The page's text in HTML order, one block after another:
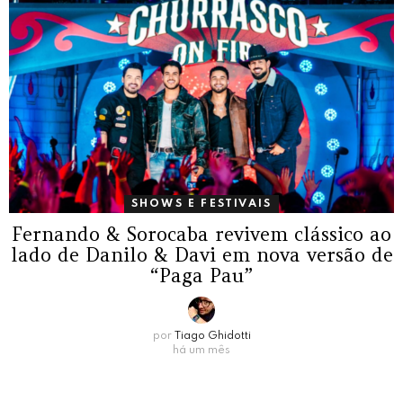
SHOWS E FESTIVAIS
Fernando & Sorocaba revivem clássico ao
lado de Danilo & Davi em nova versão de
“Paga Pau”
por
Tiago Ghidotti
há um mês